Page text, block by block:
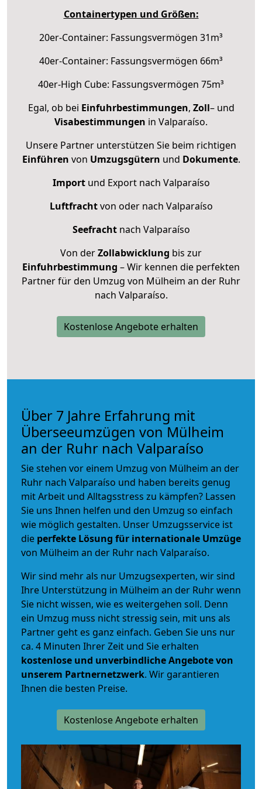
Containertypen und Größen:
20er-Container: Fassungsvermögen 31m³
40er-Container: Fassungsvermögen 66m³
40er-High Cube: Fassungsvermögen 75m³
Egal, ob bei Einfuhrbestimmungen, Zoll– und
Visabestimmungen in Valparaíso.
Unsere Partner unterstützen Sie beim richtigen
Einführen von Umzugsgütern und Dokumente.
Importund Export nach Valparaíso
Luftfrachtvon oder nach Valparaíso
Seefrachtnach Valparaíso
Von derZollabwicklung bis zur
Einfuhrbestimmung – Wir kennen die perfekten
Partner für den Umzug von Mülheim an der Ruhr
nach Valparaíso.
Kostenlose Angebote erhalten
Über 7 Jahre Erfahrung mit
Überseeumzügen von Mülheim
an der Ruhr nach Valparaíso
Sie stehen vor einem Umzug von Mülheim an der
Ruhr nach Valparaíso und haben bereits genug
mit Arbeit und Alltagsstress zu kämpfen? Lassen
Sie uns Ihnen helfen und den Umzug so einfach
wie möglich gestalten. Unser Umzugsservice ist
die perfekte Lösung für internationale Umzüge
von Mülheim an der Ruhr nach Valparaíso.
Wir sind mehr als nur Umzugsexperten, wir sind
Ihre Unterstützung in Mülheim an der Ruhr wenn
Sie nicht wissen, wie es weitergehen soll. Denn
ein Umzug muss nicht stressig sein, mit uns als
Partner geht es ganz einfach. Geben Sie uns nur
ca. 4 Minuten Ihrer Zeit und Sie erhalten
kostenlose und unverbindlicheAngebote von
unserem Partnernetzwerk. Wir garantieren
Ihnen die besten Preise.
Kostenlose Angebote erhalten